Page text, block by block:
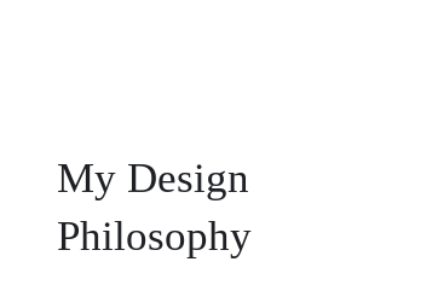
My Design
Philosophy